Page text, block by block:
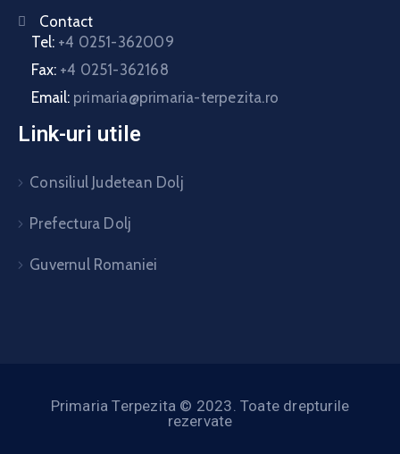
Contact
Tel: +4 0251-362009
Fax: +4 0251-362168
Email: primaria@primaria-terpezita.ro
Link-uri utile
Consiliul Judetean Dolj
Prefectura Dolj
Guvernul Romaniei
Primaria Terpezita © 2023. Toate drepturile
rezervate